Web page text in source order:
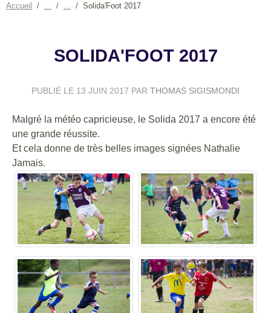
Accueil Solida'Foot 2017
SOLIDA'FOOT 2017
PUBLIÉ LE 13 JUIN 2017 PAR THOMAS SIGISMONDI
Malgré la météo capricieuse, le Solida 2017 a encore été
une grande réussite.
Et cela donne de très belles images signées Nathalie
Jamais.